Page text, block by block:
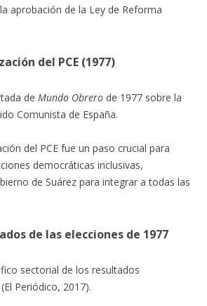
aprobación de la Ley de Reforma
del PCE (1977)
de Mundo Obrero de 1977 sobre la
Comunista de España.
del PCE fue un paso crucial para
democráticas inclusivas,
de Suárez para integrar a todas las
de las elecciones de 1977
sectorial de los resultados
Periódico, 2017).